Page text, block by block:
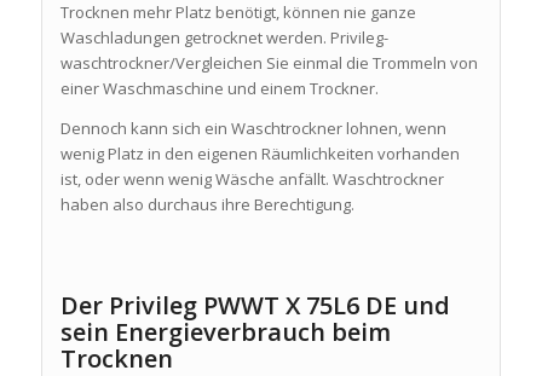
Trocknen mehr Platz benötigt, können nie ganze
Waschladungen getrocknet werden. Privileg-
waschtrockner/Vergleichen Sie einmal die Trommeln von
einer Waschmaschine und einem Trockner.
Dennoch kann sich ein Waschtrockner lohnen, wenn
wenig Platz in den eigenen Räumlichkeiten vorhanden
ist, oder wenn wenig Wäsche anfällt. Waschtrockner
haben also durchaus ihre Berechtigung.
Der Privileg PWWT X 75L6 DE und
sein Energieverbrauch beim
Trocknen